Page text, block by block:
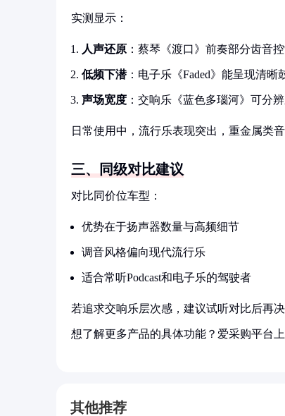
实测显示：
人声还原 ：蔡琴《渡口》前奏部分齿音
低频下潜：电子乐《Faded》能呈现清晰
声场宽度 ：交响乐《蓝色多瑙河》可分
日常使用中，流行乐表现突出，重金属类
三、同级对比建议
对比同价位车型：
优势在于扬声器数量与高频细节
调音风格偏向现代流行乐
适合常听Podcast和电子乐的驾驶者
若追求交响乐层次感，建议试听对比后再决
想了解更多产品的具体功能？爱采购平台
其他推荐